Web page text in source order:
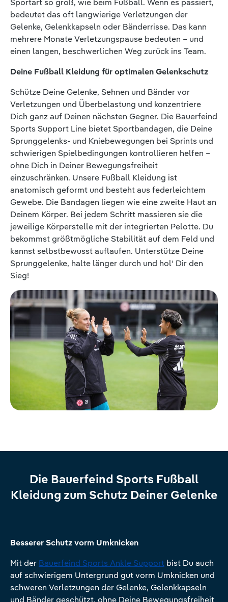
Sportart so groß, wie beim Fußball. Wenn es passiert,
bedeutet das oft langwierige Verletzungen der
Gelenke, Gelenkkapseln oder Bänderrisse. Das kann
mehrere Monate Verletzungspause bedeuten – und
einen langen, beschwerlichen Weg zurück ins Team.
Deine Fußball Kleidung für optimalen Gelenkschutz
Schütze Deine Gelenke, Sehnen und Bänder vor
Verletzungen und Überbelastung und konzentriere
Dich ganz auf Deinen nächsten Gegner. Die Bauerfeind
Sports Support Line bietet Sportbandagen, die Deine
Sprunggelenks- und Kniebewegungen bei Sprints und
schwierigen Spielbedingungen kontrollieren helfen –
ohne Dich in Deiner Bewegungsfreiheit
einzuschränken. Unsere Fußball Kleidung ist
anatomisch geformt und besteht aus federleichtem
Gewebe. Die Bandagen liegen wie eine zweite Haut an
Deinem Körper. Bei jedem Schritt massieren sie die
jeweilige Körperstelle mit der integrierten Pelotte. Du
bekommst größtmögliche Stabilität auf dem Feld und
kannst selbstbewusst auflaufen. Unterstütze Deine
Sprunggelenke, halte länger durch und hol‘ Dir den
Sieg!
Die Bauerfeind Sports Fußball
Kleidung zum Schutz Deiner Gelenke
Besserer Schutz vorm Umknicken
Mit der Bauerfeind Sports Ankle Support bist Du auch
auf schwierigem Untergrund gut vorm Umknicken und
schweren Verletzungen der Gelenke, Gelenkkapseln
und Bänder geschützt, ohne Deine Bewegungsfreiheit